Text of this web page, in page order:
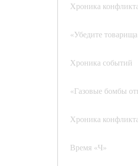
Хроника
«Убедите
Хроника событий
«Газовые бомбы
Хроника
Время «Ч»